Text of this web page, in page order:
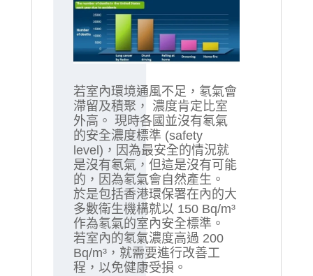
若室內環境通風不足，氡氣會
滯留及積聚， 濃度肯定比室
外高。 現時各國並沒有氡氣
的安全濃度標準 (safety
level)，因為最安全的情況就
是沒有氡氣，但這是沒有可能
的，因為氡氣會自然產生。
於是包括香港環保署在內的大
多數衛生機構就以 150 Bq/m³
作為氡氣的室內安全標準。
若室內的氡氣濃度高過 200
Bq/m³，就需要進行改善工
程，以免健康受損。